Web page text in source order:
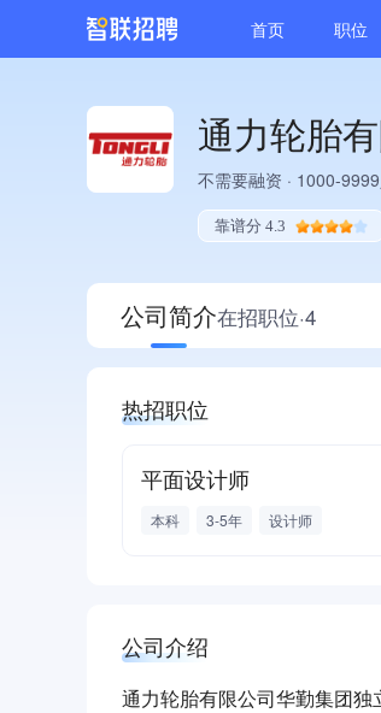
首页 职位
通力轮胎
不需要融资 · 1000-
靠谱分 4.3
公司简介在招职位·4
热招职位
平面设计师
本科 3-5年 设计师
公司介绍
通力轮胎有限公司华勤集团独